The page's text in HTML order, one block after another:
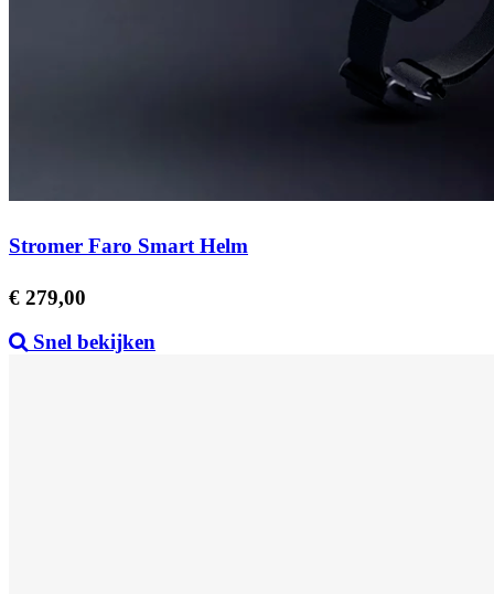
Stromer Faro Smart Helm
Prijs
€ 279,00
Snel bekijken